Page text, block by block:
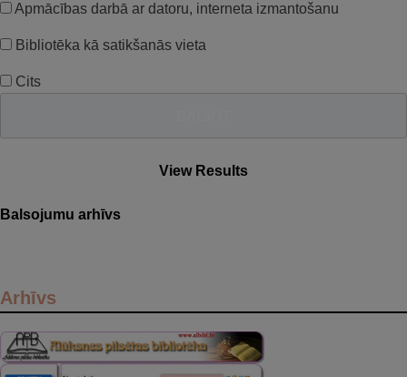
Apmācības darbā ar datoru, interneta izmantošanu
Bibliotēka kā satikšanās vieta
Cits
View Results
Balsojumu arhīvs
Arhīvs